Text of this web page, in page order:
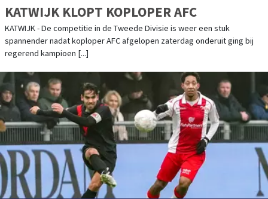
KATWIJK KLOPT KOPLOPER AFC
KATWIJK - De competitie in de Tweede Divisie is weer een stuk
spannender nadat koploper AFC afgelopen zaterdag onderuit ging bij
regerend kampioen [...]